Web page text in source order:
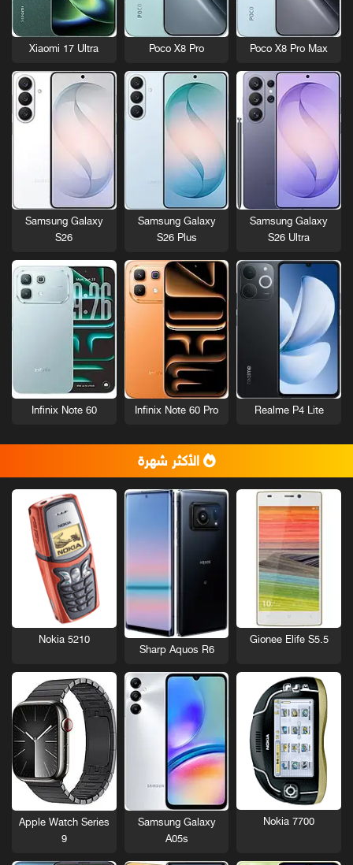
Poco X8 Pro Max
Poco X8 Pro
Xiaomi 17 Ultra
Samsung Galaxy
S26 Ultra
Samsung Galaxy
S26 Plus
Samsung Galaxy
S26
Realme P4 Lite
Infinix Note 60 Pro
Infinix Note 60
الأكثر شهرة
Gionee Elife S5.5
Sharp Aquos R6
Nokia 5210
Nokia 7700
Samsung Galaxy
A05s
Apple Watch Series
9